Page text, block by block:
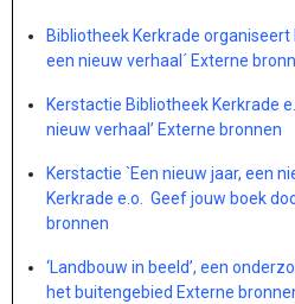
Bibliotheek Kerkrade organiseert
een nieuw verhaal´ Externe
Kerstactie Bibliotheek Kerkrade
nieuw verhaal’ Externe bronnen
Kerstactie `Een nieuw jaar, een
Kerkrade e.o. Geef jouw boek
bronnen
‘Landbouw in beeld’, een
het buitengebied Externe